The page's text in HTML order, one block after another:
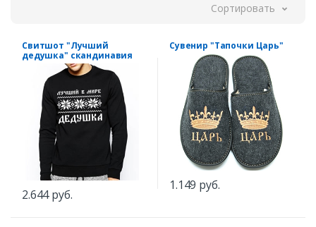
Сортировать
Свитшот "Лучший
дедушка" скандинавия
2.644 руб.
Сувенир "Тапочки Царь"
1.149 руб.